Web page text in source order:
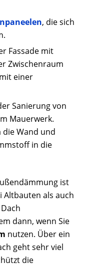
, die sich
Fassade mit
Zwischenraum
einer
Sanierung von
Mauerwerk.
die Wand und
in die
ist
Altbauten als auch
dann, wenn Sie
nutzen. Über ein
geht sehr viel
die